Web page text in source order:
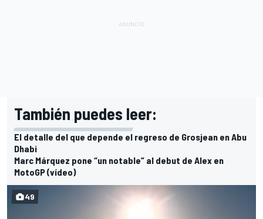
También puedes leer:
El detalle del que depende el regreso de Grosjean en Abu
Dhabi
Marc Márquez pone “un notable” al debut de Alex en
MotoGP (vídeo)
49